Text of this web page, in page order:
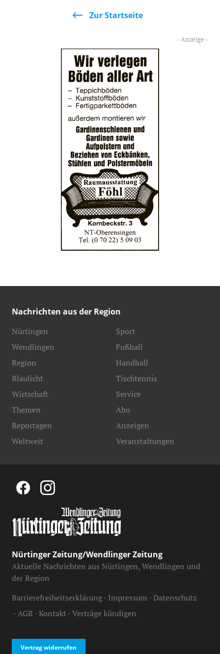
Zur Startseite
Nachrichten aus der Region
Nürtingen
Wendlingen
Region
Blaulicht
Sport
Fußball
Handball
Tischtennis
Wirtschaft
Themen
Reportagen
Weltweit
Service
Abo
Anzeigen
Veranstaltungen
Nürtinger Zeitung/Wendlinger Zeitung
Aktuelle Nachrichten aus Nürtingen, Wendlingen und
der Region
Barrierefreiheitserklärung Impressum Datenschutz
AGB Kontakt Verträge kündigen
Vertrag widerrufen